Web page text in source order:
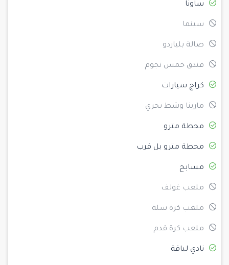
ساونا
سينما
صالة بلياردو
فندق خمس نجوم
كراج سيارات
مارينا وشط بحري
محطة مترو
محطة مترو بل قرب
مسابح
ملعب غولف
ملعب كرة سلة
ملعب كرة قدم
نادي لياقة